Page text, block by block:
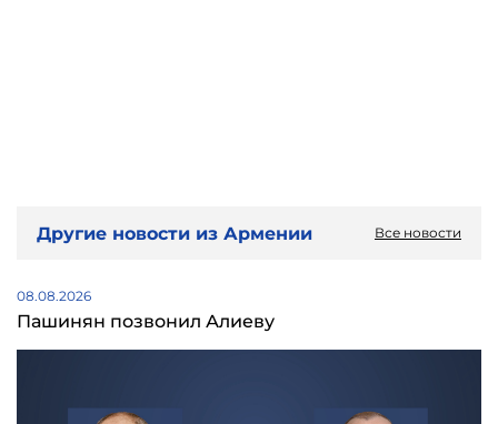
Другие новости из Армении Все новости
08.08.2026
Пашинян позвонил Алиеву